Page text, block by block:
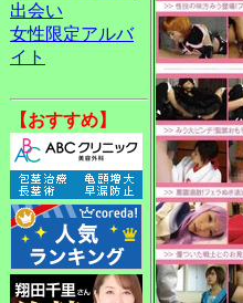
出会い
女性限定アルバ
イト
【おすすめ】